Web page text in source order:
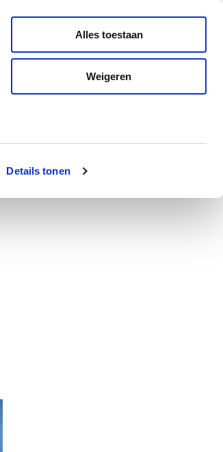
Details tonen
Alles toestaan
Weigeren
ONDERHOUD
MELD TICKET
CAREERS